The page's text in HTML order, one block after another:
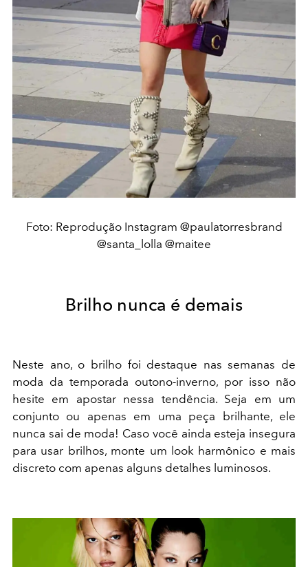
Foto: Reprodução Instagram @paulatorresbrand
@santa_lolla @maitee
Brilho nunca é demais
Neste ano, o brilho foi destaque nas semanas de
moda da temporada outono-inverno, por isso não
hesite em apostar nessa tendência. Seja em um
conjunto ou apenas em uma peça brilhante, ele
nunca sai de moda! Caso você ainda esteja insegura
para usar brilhos, monte um look harmônico e mais
discreto com apenas alguns detalhes luminosos.